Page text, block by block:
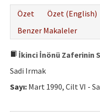
Özet
Özet (English)
Benzer Makaleler
İkinci İnönü Zaferinin
Sadi Irmak
Sayı: Mart 1990, Cilt VI -